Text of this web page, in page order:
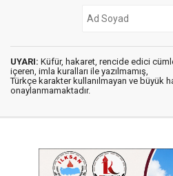
UYARI: Küfür, hakaret, rencide edici
içeren, imla kuralları ile yazılmamış,
Türkçe karakter kullanılmayan ve büyük
onaylanmamaktadır.